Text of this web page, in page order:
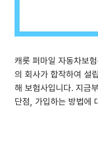
캐롯 퍼마일 자동차보
의 회사가 합작하여 설
해 보험사입니다. 지금
단점, 가입하는 방법에